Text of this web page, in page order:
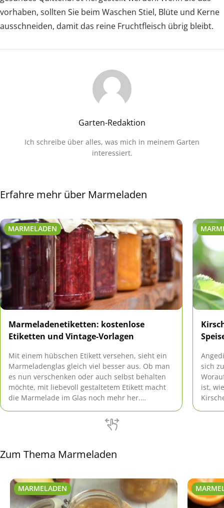
vorhaben, sollten Sie beim Waschen Stiel, Blüte und Kerne
ausschneiden, damit das reine Fruchtfleisch übrig bleibt.
Garten-Redaktion
Ich schreibe über alles, was mich in meinem Garten
interessiert.
Erfahre mehr über Marmeladen
MARMELADEN
Marmeladenetiketten: kostenlose
Etiketten und Vintage-Vorlagen
Mit einem hübschen Etikett versehen, sieht ein
Marmeladenglas gleich viel besser aus. Ob man
es nun verschenken oder auch selbst behalten
möchte, mit liebevoll gestaltetem Etikett macht
die Marmelade im Glas noch mehr her.
und wann es eingekocht wurde. So etwas ist
sich
ist,
Zum Thema Marmeladen
MARMELADEN